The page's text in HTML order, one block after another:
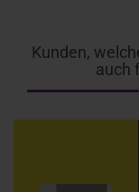
Kunden,
auch